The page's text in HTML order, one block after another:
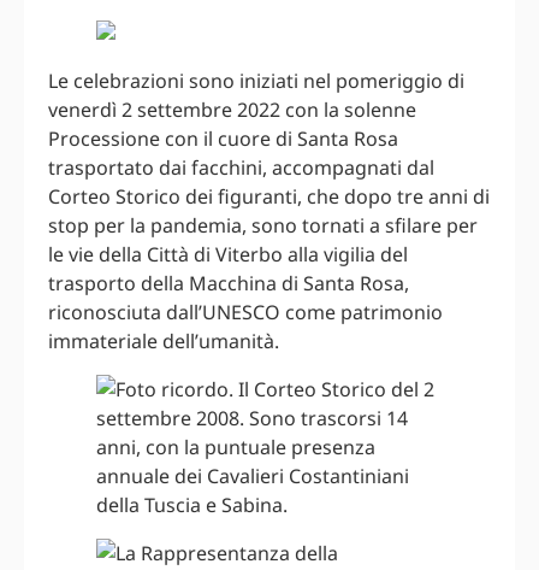
Le celebrazioni sono iniziati nel pomeriggio di
venerdì 2 settembre 2022 con la solenne
Processione con il cuore di Santa Rosa
trasportato dai facchini, accompagnati dal
Corteo Storico dei figuranti, che dopo tre anni di
stop per la pandemia, sono tornati a sfilare per
le vie della Città di Viterbo alla vigilia del
trasporto della Macchina di Santa Rosa,
riconosciuta dall’UNESCO come patrimonio
immateriale dell’umanità.